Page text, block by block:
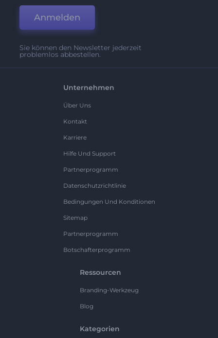
Anmelden
Sie können den Newsletter jederzeit
problemlos abbestellen.
Unternehmen
Über Uns
Kontakt
Karriere
Hilfe Und Support
Partnerprogramm
Datenschutzrichtlinie
Bedingungen Und Konditionen
Sitemap
Partnerprogramm
Botschafterprogramm
Ressourcen
Branding-Werkzeug
Blog
Kategorien